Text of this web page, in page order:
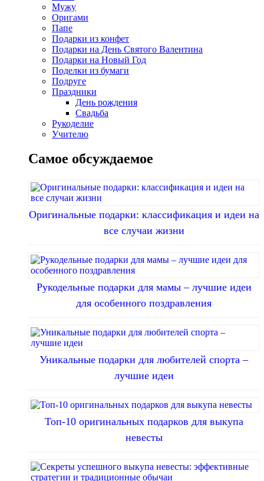
Мужу
Оригами
Папе
Подарки из конфет
Подарки на День Святого Валентина
Подарки на Новый Год
Поделки из бумаги
Подруге
Праздники
День рождения
Свадьба
Рукоделие
Учителю
Самое обсуждаемое
Оригинальные подарки: классификация и идеи на
все случаи жизни
Рукодельные подарки для мамы – лучшие идеи
для особенного поздравления
Уникальные подарки для любителей спорта –
лучшие идеи
Топ-10 оригинальных подарков для выкупа
невесты